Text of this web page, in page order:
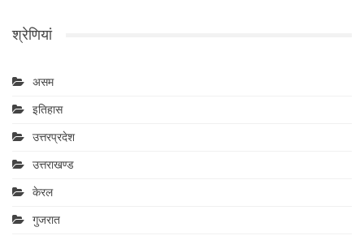
श्रेणियां
असम
इतिहास
उत्तरप्रदेश
उत्तराखण्ड
केरल
गुजरात